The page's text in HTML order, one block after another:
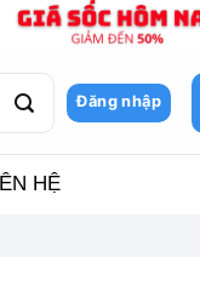
Đăng nhập
HỆ